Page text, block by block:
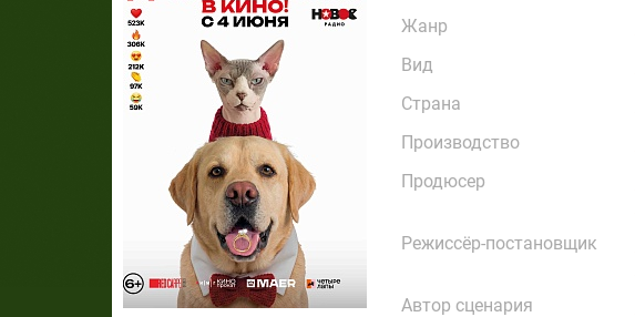
Жанр
Вид
Страна
Производство
Продюсер
Режиссёр-постановщик
Автор сценария